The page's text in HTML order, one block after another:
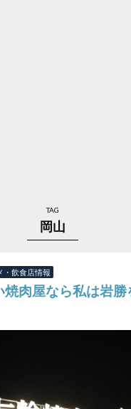
TAG
岡山
・飲食店情報
焼肉屋なら私は岩勝